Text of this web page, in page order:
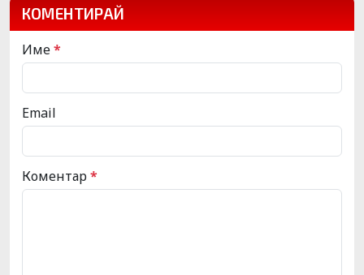
КОМЕНТИРАЙ
Име*
Email
Коментар*